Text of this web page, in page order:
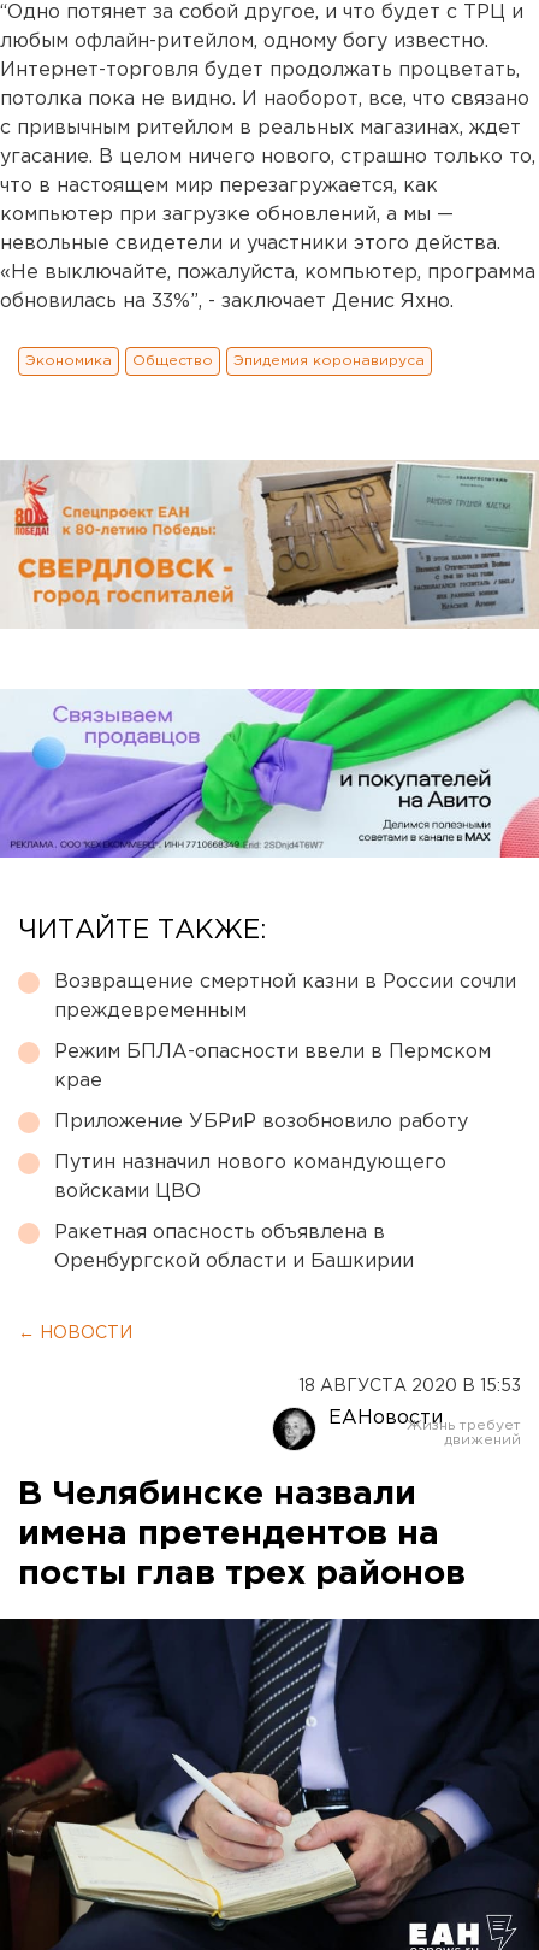
“Одно потянет за собой другое, и что будет с ТРЦ и
любым офлайн-ритейлом, одному богу известно.
Интернет-торговля будет продолжать процветать,
потолка пока не видно. И наоборот, все, что связано
с привычным ритейлом в реальных магазинах, ждет
угасание. В целом ничего нового, страшно только то,
что в настоящем мир перезагружается, как
компьютер при загрузке обновлений, а мы —
невольные свидетели и участники этого действа.
«Не выключайте, пожалуйста, компьютер, программа
обновилась на 33%”, - заключает Денис Яхно.
Экономика Общество Эпидемия коронавируса
ЧИТАЙТЕ ТАКЖЕ:
Возвращение смертной казни в России сочли
преждевременным
Режим БПЛА-опасности ввели в Пермском
крае
Приложение УБРиР возобновило работу
Путин назначил нового командующего
войсками ЦВО
Ракетная опасность объявлена в
Оренбургской области и Башкирии
← НОВОСТИ
18 АВГУСТА 2020 В 15:53
ЕАНовости
В Челябинске назвали
имена претендентов на
посты глав трех районов